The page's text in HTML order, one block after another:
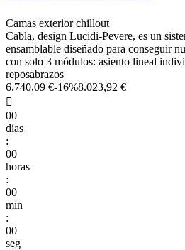
Camas exterior chillout
Cabla, design Lucidi-Pevere, es un
ensamblable diseñado para conseguir
con solo 3 módulos: asiento lineal
reposabrazos
6.740,09 €-16%8.023,92 €

00
días
:
00
horas
:
00
min
:
00
seg